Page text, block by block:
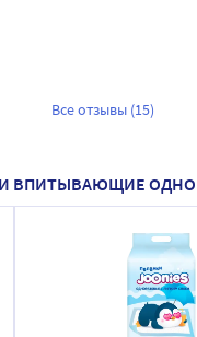
Все отзывы (15)
ВПИТЫВАЮЩИЕ